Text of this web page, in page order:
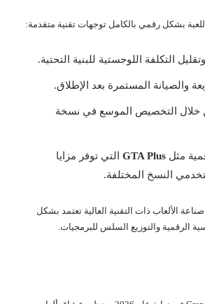
بشكل رقمي بالكامل توجهات تقنية متقدمة:
التكلفة اللوجستية للبنية التحتية.
والصيانة المستمرة بعد الإطلاق.
خلال التخصيص الموسع في نسخة
مثل GTA Plus التي توفر مزايا
النسخ المختلفة.
الألعاب ذات التقنية العالية تعتمد بشكل
الرقمية والتوزيع السلس للبرمجيات.